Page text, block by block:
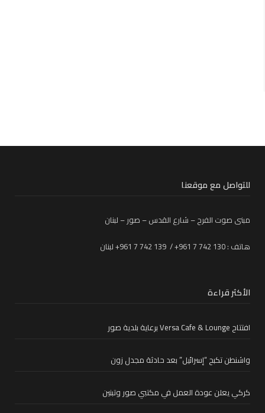
للتواصل مع موقعنا
مبنى صوت الفرح – شارع القدس – صور – لبنان
هاتف : 130 742 7 961+ / 139 742 7 961+ لبنان
الأكثر قراءة
افتتاح Versa Cafe & Lounge برعاية بلدية صور
واشنطن تكبح “إسرائيل” بعد حادثة مجدل زون
كركي يعلن عودة العمل في مكتبي صور وتبنين